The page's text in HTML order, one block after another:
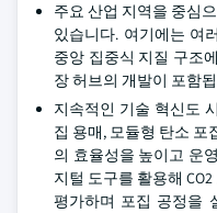
주요 산업 지역을 중심
있습니다. 여기에는 여
중앙 집중식 지질 구조
장 허브의 개발이 포함
지속적인 기술 혁신도
집 용매, 모듈형 탄소 포
의 효율성을 높이고 운
지털 도구를 활용해
평가하며 포집 공정을